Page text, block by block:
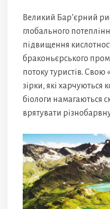
Великий Бар’єрний
глобального
підвищення
браконьєрського
потоку туристів. Свою
зірки, які
біологи намагаються
врятувати